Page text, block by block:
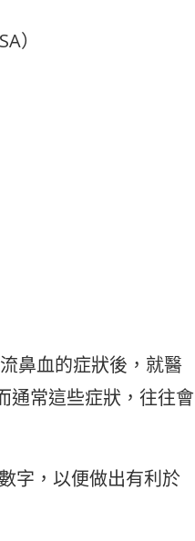
）
鼻血的症狀後，就醫
通常這些症狀，往往會
字，以便做出有利於